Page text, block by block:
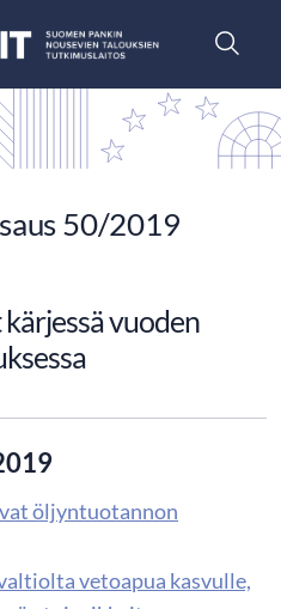
50/2019
vuoden
öljyntuotannon
vetoapua kasvulle,